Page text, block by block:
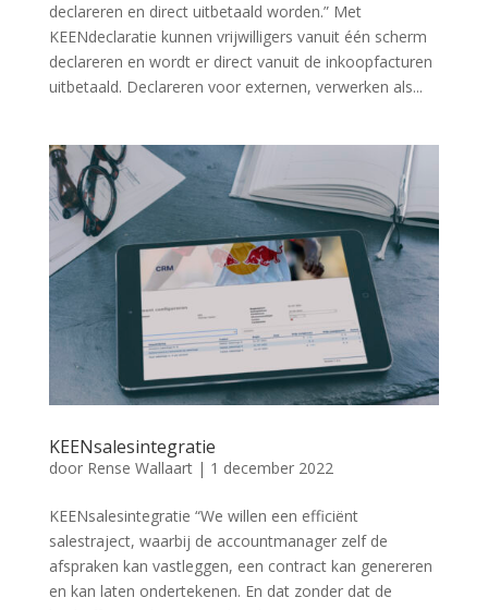
declareren en direct uitbetaald worden.” Met
KEENdeclaratie kunnen vrijwilligers vanuit één scherm
declareren en wordt er direct vanuit de inkoopfacturen
uitbetaald. Declareren voor externen, verwerken als...
KEENsalesintegratie
door Rense Wallaart| 1 december 2022
KEENsalesintegratie “We willen een efficiënt
salestraject, waarbij de accountmanager zelf de
afspraken kan vastleggen, een contract kan genereren
en kan laten ondertekenen. En dat zonder dat de